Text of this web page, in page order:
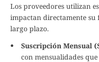
Los proveedores utilizan
impactan directamente su
largo plazo.
Suscripción Mensual
con mensualidades